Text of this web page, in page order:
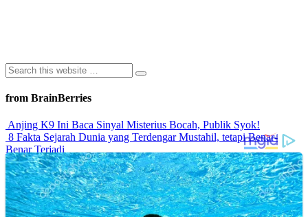
from BrainBerries
Anjing K9 Ini Baca Sinyal Misterius Bocah, Publik Syok!
8 Fakta Sejarah Dunia yang Terdengar Mustahil, tetapi Benar-
Benar Terjadi
Rahasia Sehat Sam Bimbo Yang Tetap Prima Di Usia Senja
9 Rahasia Mengejutkan Di Balik Monumen Batu Kuno Dunia!
Inilah Cara Mendeteksi Kebohongan Lewat Gerakan Bibir!
Advertisements